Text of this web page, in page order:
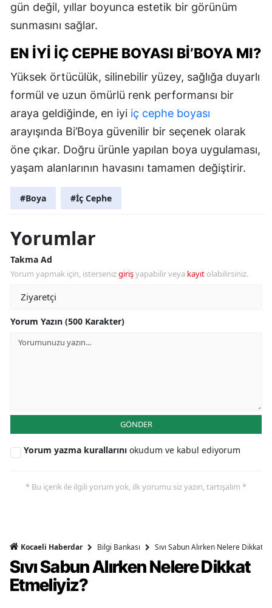
gün değil, yıllar boyunca estetik bir görünüm
sunmasını sağlar.
EN İYI İÇ CEPHE BOYASI BI’BOYA MI?
Yüksek örtücülük, silinebilir yüzey, sağlığa duyarlı
formül ve uzun ömürlü renk performansı bir
araya geldiğinde, en iyi iç cephe boyası
arayışında Bi’Boya güvenilir bir seçenek olarak
öne çıkar. Doğru ürünle yapılan boya uygulaması,
yaşam alanlarının havasını tamamen değiştirir.
#Boya #İç Cephe
Yorumlar
Takma Ad
Yorum yapmak için, istersenizgirişyapabilir veya kayıt olabilirsiniz.
Yorum Yazın (500 Karakter)
GÖNDER
Yorum yazma kurallarını okudum ve kabul ediyorum
* Bu içerik ile ilgili yorum yok, ilk yorumu siz yazın, tartışalım *
Kocaeli Haberdar Bilgi Bankası Sıvı Sabun Alırken Nelere Dikkat
Sıvı Sabun Alırken Nelere Dikkat
Etmeliyiz?